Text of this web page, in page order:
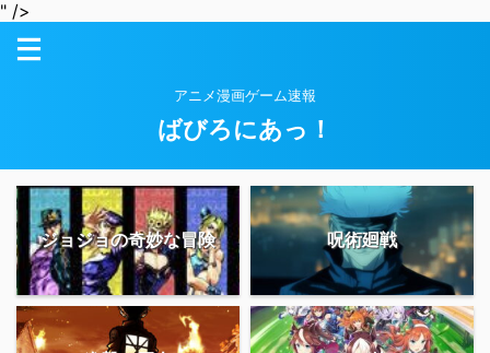
" />
アニメ漫画ゲーム速報
ばびろにあっ！
ジョジョの奇妙な冒険 呪術廻戦